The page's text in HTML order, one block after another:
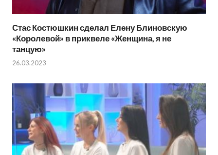
Стас Костюшкин сделал Елену Блиновскую
«Королевой» в приквеле «Женщина, я не
танцую»
26.03.2023